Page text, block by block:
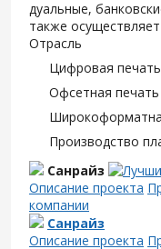
дуальные,
также
Отрасль
Цифровая печать
Офсетная печать
Производство
Санрайз
Описание проекта
компании
Санрайз
Описание проекта